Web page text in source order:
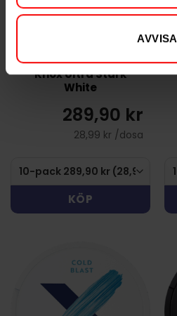
AVVISA
Knox Ultra Stark
White
289,90 kr
28,99 kr /dosa
KÖP